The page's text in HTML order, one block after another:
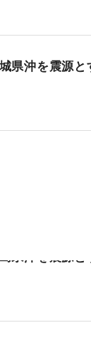
県沖を震源
県沖を震源